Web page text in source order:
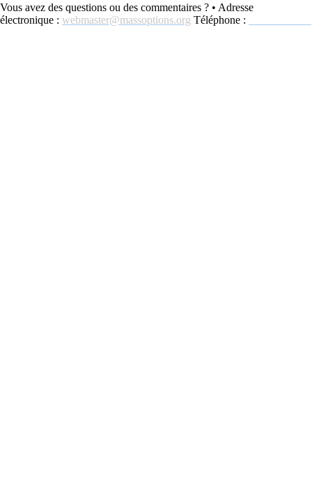
Vous avez des questions ou des commentaires ? • Adresse
électronique : webmaster@massoptions.org Téléphone :